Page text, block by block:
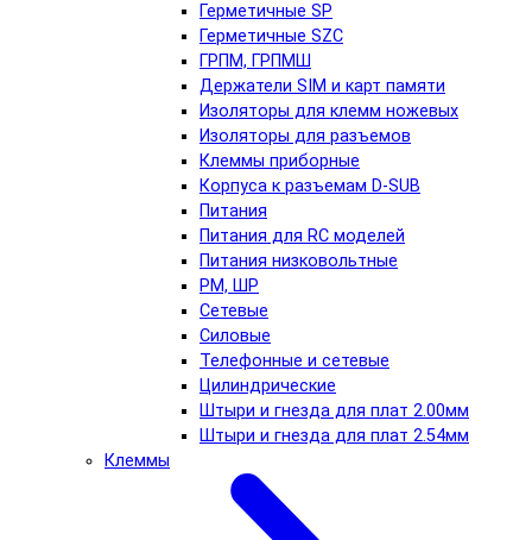
Герметичные SP
Герметичные SZC
ГРПМ, ГРПМШ
Держатели SIM и карт памяти
Изоляторы для клемм ножевых
Изоляторы для разъемов
Клеммы приборные
Корпуса к разъемам D-SUB
Питания
Питания для RC моделей
Питания низковольтные
РМ, ШР
Сетевые
Силовые
Телефонные и сетевые
Цилиндрические
Штыри и гнезда для плат 2.00мм
Штыри и гнезда для плат 2.54мм
Клеммы